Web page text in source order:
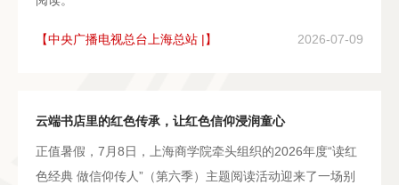
2026-07-09
【中央广播电视总台上海总站 |】
云端书店里的红色传承，让红色信仰浸润童心
正值暑假，7月8日，上海商学院牵头组织的2026年度“读红
色经典 做信仰传人”（第六季）主题阅读活动迎来了一场别